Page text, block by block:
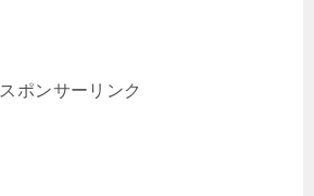
スポンサーリンク